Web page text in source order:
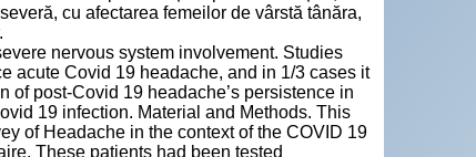
cu afectarea femeilor de vârstă tânăra,
nervous system involvement. Studies
acute Covid 19 headache, and in 1/3 cases it
of post-Covid 19 headache’s persistence in
19 infection. Material and Methods. This
of Headache in the context of the COVID 19
These patients had been tested